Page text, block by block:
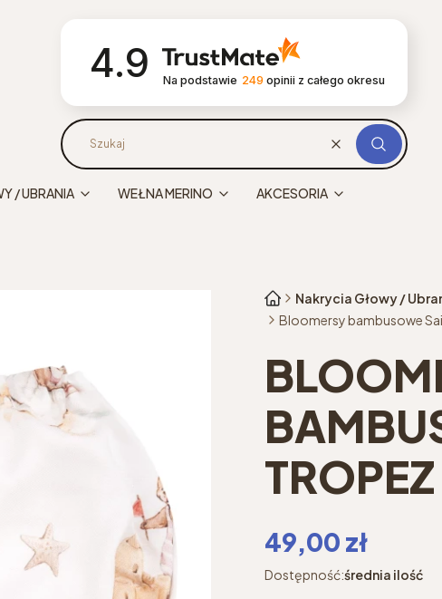
4.9 Na podstawie 249 opinii z całego okresu
WyczyśćSzukaj
/ UBRANIA WEŁNA MERINO AKCESORIA
Nakrycia Głowy /
Bloomersy bambusowe
Cena
49,00 zł
Dostępność:średnia ilość